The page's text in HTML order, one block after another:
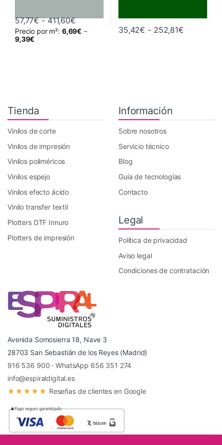
57,77€ - 411,60€Rango de precios: desde 57,77€ hasta
Precio por m²: 6,69€ –
9,39€
Este producto tiene múltiples variantes. Las opciones se
35,42€ - 252,81€Rango de
Este producto tiene múltiples
Tienda
Vinilos de corte
Vinilos de impresión
Vinilos poliméricos
Vinilos espejo
Vinilos efecto ácido
Vinilo transfer textil
Plotters DTF Innuro
Plotters de impresión
Información
Sobre nosotros
Servicio técnico
Blog
Guía de tecnologías
Contacto
Legal
Política de privacidad
Aviso legal
Condiciones de contratación
Avenida Somosierra 18, Nave 3
28703 San Sebastián de los Reyes (Madrid)
916 536 900 ·WhatsApp 656 351 274
info@espiraldigital.es
★★★★★ Reseñas de clientes en Google